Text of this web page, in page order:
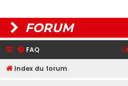
FORUM
FAQ
Index du forum